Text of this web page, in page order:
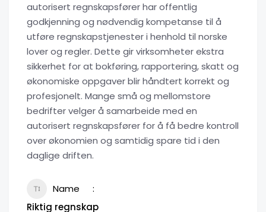
autorisert regnskapsfører har offentlig
godkjenning og nødvendig kompetanse til å
utføre regnskapstjenester i henhold til norske
lover og regler. Dette gir virksomheter ekstra
sikkerhet for at bokføring, rapportering, skatt og
økonomiske oppgaver blir håndtert korrekt og
profesjonelt. Mange små og mellomstore
bedrifter velger å samarbeide med en
autorisert regnskapsfører for å få bedre kontroll
over økonomien og samtidig spare tid i den
daglige driften.
Name
Riktig regnskap